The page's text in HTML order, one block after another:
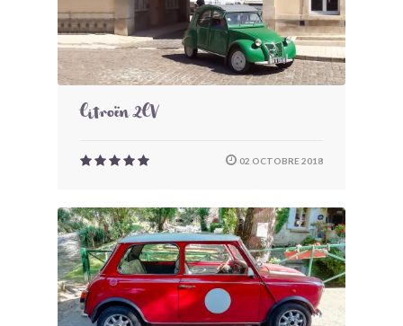
Citroën 2CV
02 OCTOBRE 2018